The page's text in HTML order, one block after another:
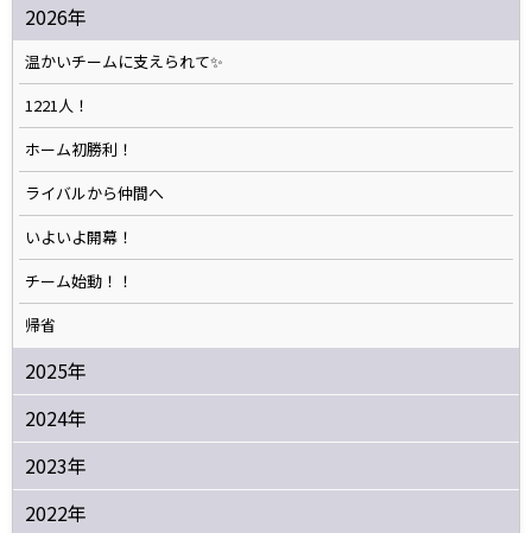
2026年
温かいチームに支えられて✨️
1221人！
ホーム初勝利！
ライバルから仲間へ
いよいよ開幕！
チーム始動！！
帰省
2025年
2024年
2023年
2022年